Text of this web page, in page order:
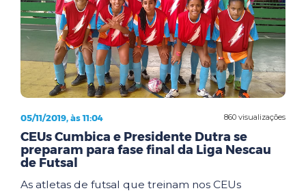
860 visualizações
05/11/2019, às 11:04
CEUs Cumbica e Presidente Dutra se
preparam para fase final da Liga Nescau
de Futsal
As atletas de futsal que treinam nos CEUs